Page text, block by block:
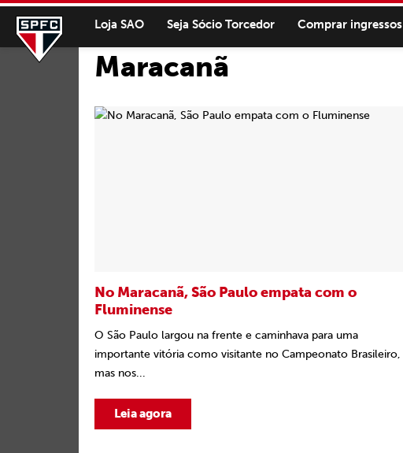
Loja SAO Seja Sócio Torcedor Comprar ingressos
Maracanã
No Maracanã, São Paulo empata com o
Fluminense
O São Paulo largou na frente e caminhava para uma
importante vitória como visitante no Campeonato Brasileiro,
mas nos...
Leia agora